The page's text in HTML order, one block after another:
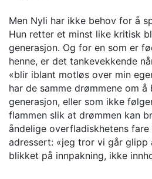
Men Nyli har ikke behov for å
Hun retter et minst like kritisk
generasjon. Og for en som er
henne, er det tankevekkende
«blir iblant motløs over min
har de samme drømmene om
generasjon, eller som ikke
flammen slik at drømmen kan
åndelige overfladiskhetens
adressert: «jeg tror vi går
blikket på innpakning, ikke